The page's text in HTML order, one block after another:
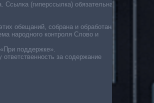
(гиперссылка) обязательна
обещаний, собрана и обработана
народного контроля Слово и
поддержке».
за содержание